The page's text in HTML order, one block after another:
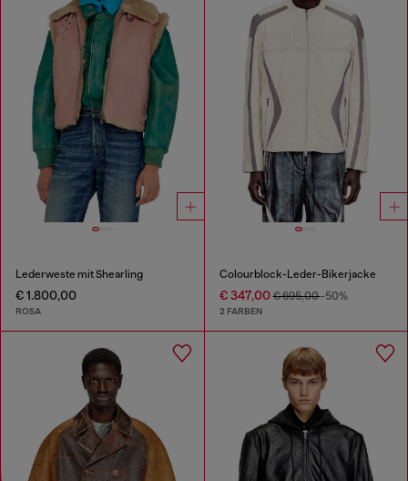
Lederweste mit Shearling
€ 1.800,00
ROSA
Colourblock-Leder-Bikerjacke
€ 347,00€ 695,00-50%
2 FARBEN